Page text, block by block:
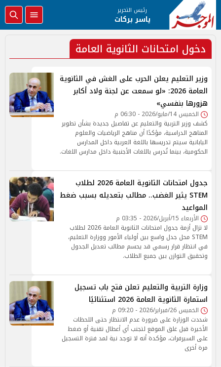
رئيس التحرير
ياسر بركات
دخول امتحانات الثانوية العامة
وزير التعليم يعلن الحرب على الغش في الثانوية
العامة 2026: «لو سمعت عن لجنة ولاد أكابر
هزورها بنفسي»
الخميس 14/مايو/2026 - 06:30 م
كشف وزير التربية والتعليم عن تفاصيل جديدة بشأن تطوير
المناهج الدراسية، مؤكدًا أن مناهج الرياضيات والعلوم
اليابانية سيتم تدريسها باللغة العربية داخل المدارس
الحكومية، بينما تُدرس باللغات الأجنبية داخل مدارس اللغات.
جدول امتحانات الثانوية العامة 2026 لطلاب
STEM يثير الغضب.. مطالب بتعديله بسبب ضغط
المواعيد
الأربعاء 15/أبريل/2026 - 03:35 م
لا تزال أزمة جدول امتحانات الثانوية العامة 2026 لطلاب
STEM محل جدل واسع بين أولياء الأمور ووزارة التعليم،
في انتظار قرار رسمي قد يحسم مطالب تعديل الجدول
وتحقيق التوازن بين جميع الطلاب.
وزارة التربية والتعليم تعلن فتح باب تسجيل
استمارة الثانوية العامة 2026 استثنائيًا
الخميس 26/فبراير/2026 - 09:20 م
شددت الوزارة على ضرورة عدم الانتظار حتى اللحظات
الأخيرة قبل غلق الموقع لتجنب أي أعطال تقنية أو ضغط
على السيرفرات، مؤكدة أنه لا توجد نية لمد فترة التسجيل
مرة أخرى